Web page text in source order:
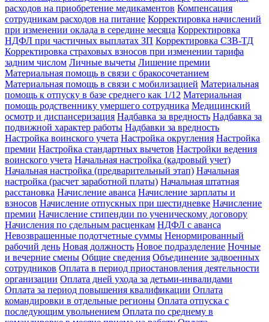
расходов на приобретение медикаментов Компенсация
сотрудникам расходов на питание Корректировка начислений
при изменении оклада в середине месяца Корректировка
НДФЛ при частичных выплатах ЗП Корректировка СЗВ-ТД
Корректировка страховых взносов при изменении тарифа
задним числом Личные вычеты Лишение премии
Материальная помощь в связи с бракосочетанием
Материальная помощь в связи с мобилизацией Материальная
помощь к отпуску в базе среднего как 1/12 Материальная
помощь родственнику умершего сотрудника Медицинский
осмотр и диспансеризация Надбавка за вредность Надбавка за
подвижной характер работы Надбавки за вредность
Настройка воинского учета Настройка округления Настройка
премии Настройка стандартных вычетов Настройки ведения
воинского учета Начальная настройка (кадровый учет)
Начальная настройка (предварительный этап) Начальная
настройка (расчет заработной платы) Начальная штатная
расстановка Начисление аванса Начисление зарплаты и
взносов Начисление отпускных при шестидневке Начисление
премии Начисление стипендии по ученическому договору
Начисления по сдельным расценкам НДФЛ с аванса
Невозвращенные подотчетные суммы Ненормированный
рабочий день Новая должность Новое подразделение Ночные
и вечерние смены Общие сведения Объединение задвоенных
сотрудников Оплата в период приостановления деятельности
организации Оплата дней ухода за детьми-инвалидами
Оплата за период повышения квалификации Оплата
командировки в отдельные регионы Оплата отпуска с
последующим увольнением Оплата по среднему в